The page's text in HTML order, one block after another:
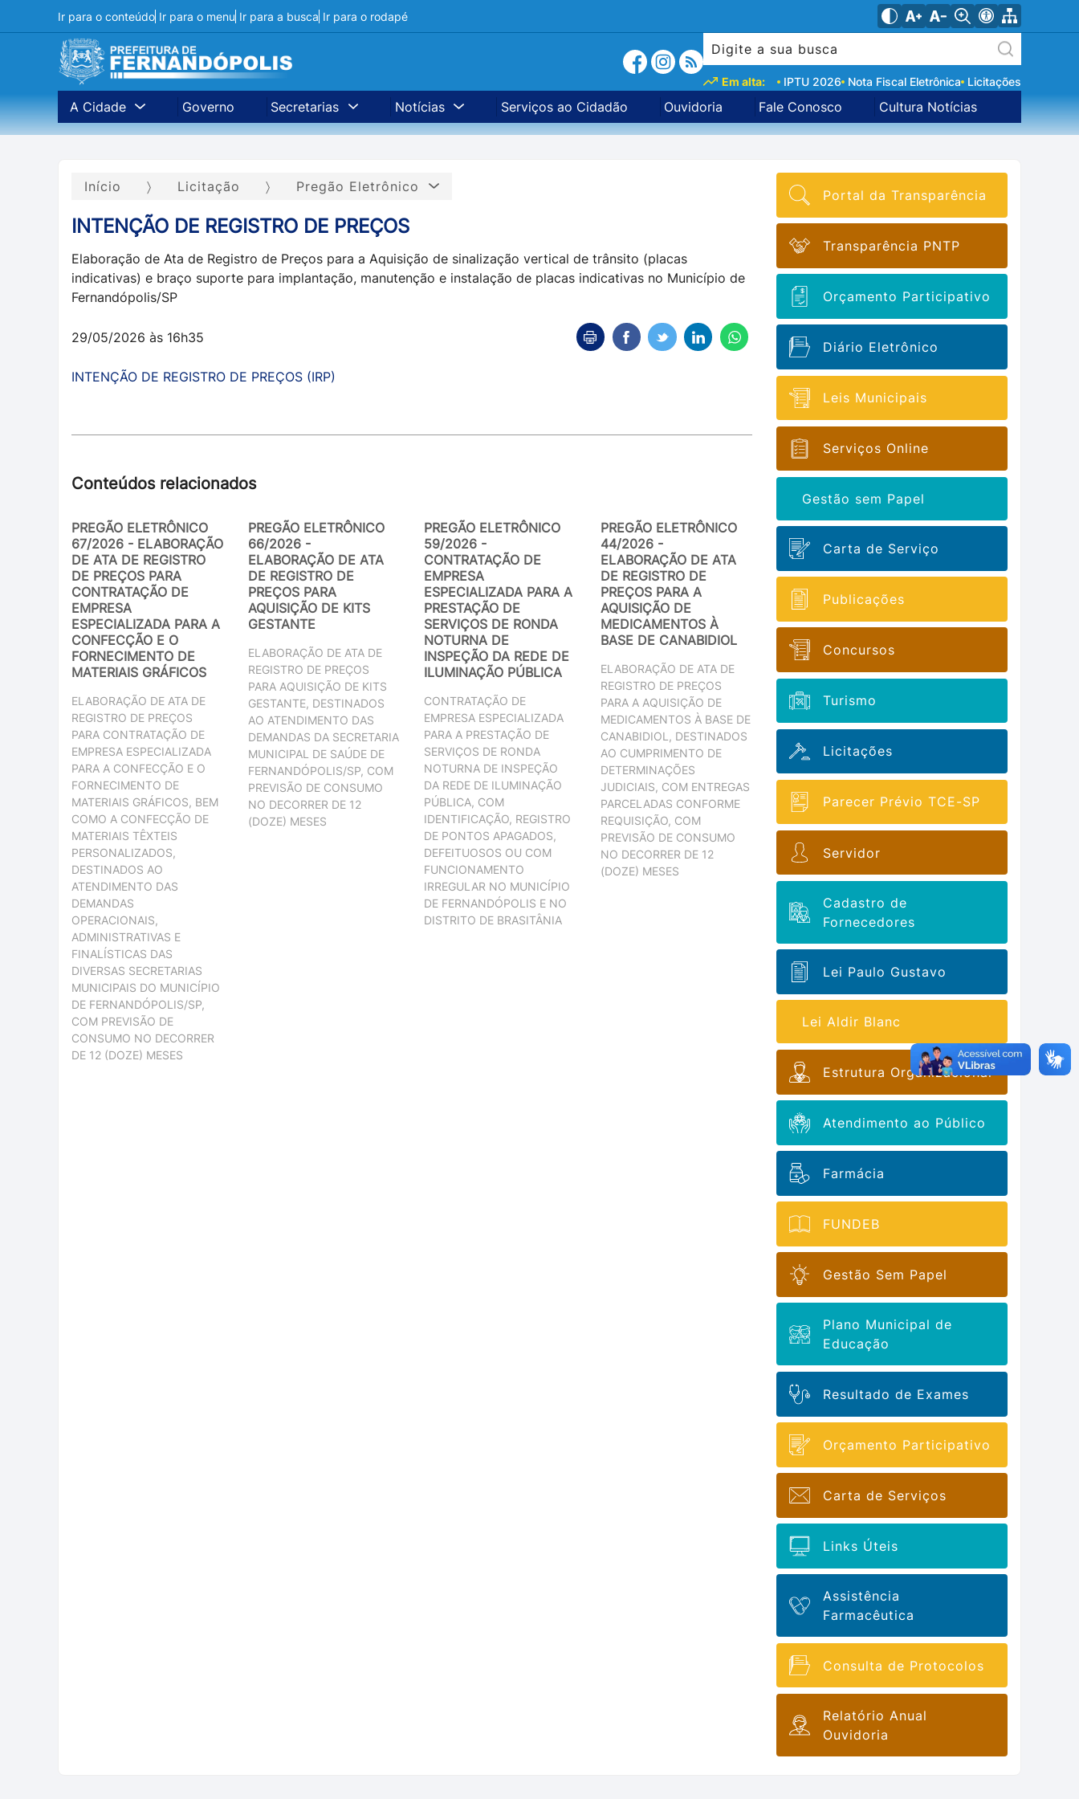
Ir para o conteúdo Ir para o menu Ir para a busca Ir para o rodapé
Em alta: IPTU 2026 Nota Fiscal Eletrônica Licitações
A Cidade Governo Secretarias Notícias Serviços ao Cidadão Ouvidoria Fale Conosco Cultura Notícias
Início Licitação Pregão Eletrônico
INTENÇÃO DE REGISTRO DE PREÇOS
Elaboração de Ata de Registro de Preços para a Aquisição de sinalização vertical de trânsito (placas
indicativas) e braço suporte para implantação, manutenção e instalação de placas indicativas no Município de
Fernandópolis/SP
29/05/2026 às 16h35
INTENÇÃO DE REGISTRO DE PREÇOS (IRP)
Conteúdos relacionados
PREGÃO ELETRÔNICO
67/2026 - ELABORAÇÃO
DE ATA DE REGISTRO
DE PREÇOS PARA
CONTRATAÇÃO DE
EMPRESA
ESPECIALIZADA PARA A
CONFECÇÃO E O
FORNECIMENTO DE
MATERIAIS GRÁFICOS
ELABORAÇÃO DE ATA DE
REGISTRO DE PREÇOS
PARA CONTRATAÇÃO DE
EMPRESA ESPECIALIZADA
PARA A CONFECÇÃO E O
FORNECIMENTO DE
MATERIAIS GRÁFICOS, BEM
COMO A CONFECÇÃO DE
MATERIAIS TÊXTEIS
PERSONALIZADOS,
DESTINADOS AO
ATENDIMENTO DAS
DEMANDAS
OPERACIONAIS,
ADMINISTRATIVAS E
FINALÍSTICAS DAS
DIVERSAS SECRETARIAS
MUNICIPAIS DO MUNICÍPIO
DE FERNANDÓPOLIS/SP,
COM PREVISÃO DE
CONSUMO NO DECORRER
DE 12 (DOZE) MESES
PREGÃO ELETRÔNICO
66/2026 -
ELABORAÇÃO DE ATA
DE REGISTRO DE
PREÇOS PARA
AQUISIÇÃO DE KITS
GESTANTE
ELABORAÇÃO DE ATA DE
REGISTRO DE PREÇOS
PARA AQUISIÇÃO DE KITS
GESTANTE, DESTINADOS
AO ATENDIMENTO DAS
DEMANDAS DA SECRETARIA
MUNICIPAL DE SAÚDE DE
FERNANDÓPOLIS/SP, COM
PREVISÃO DE CONSUMO
NO DECORRER DE 12
(DOZE) MESES
PREGÃO ELETRÔNICO
59/2026 -
CONTRATAÇÃO DE
EMPRESA
ESPECIALIZADA PARA A
PRESTAÇÃO DE
SERVIÇOS DE RONDA
NOTURNA DE
INSPEÇÃO DA REDE DE
ILUMINAÇÃO PÚBLICA
CONTRATAÇÃO DE
EMPRESA ESPECIALIZADA
PARA A PRESTAÇÃO DE
SERVIÇOS DE RONDA
NOTURNA DE INSPEÇÃO
DA REDE DE ILUMINAÇÃO
PÚBLICA, COM
IDENTIFICAÇÃO, REGISTRO
DE PONTOS APAGADOS,
DEFEITUOSOS OU COM
FUNCIONAMENTO
IRREGULAR NO MUNICÍPIO
DE FERNANDÓPOLIS E NO
DISTRITO DE BRASITÂNIA
PREGÃO ELETRÔNICO
44/2026 -
ELABORAÇÃO DE ATA
DE REGISTRO DE
PREÇOS PARA A
AQUISIÇÃO DE
MEDICAMENTOS À
BASE DE CANABIDIOL
ELABORAÇÃO DE ATA DE
REGISTRO DE PREÇOS
PARA A AQUISIÇÃO DE
MEDICAMENTOS À BASE DE
CANABIDIOL, DESTINADOS
AO CUMPRIMENTO DE
DETERMINAÇÕES
JUDICIAIS, COM ENTREGAS
PARCELADAS CONFORME
REQUISIÇÃO, COM
PREVISÃO DE CONSUMO
NO DECORRER DE 12
(DOZE) MESES
Portal da Transparência
Transparência PNTP
Orçamento Participativo
Diário Eletrônico
Leis Municipais
Serviços Online
Gestão sem Papel
Carta de Serviço
Publicações
Concursos
Turismo
Licitações
Parecer Prévio TCE-SP
Servidor
Cadastro de
Fornecedores
Lei Paulo Gustavo
Lei Aldir Blanc
Estrutura Organizacional
Atendimento ao Público
Farmácia
FUNDEB
Gestão Sem Papel
Plano Municipal de
Educação
Resultado de Exames
Orçamento Participativo
Carta de Serviços
Links Úteis
Assistência
Farmacêutica
Consulta de Protocolos
Relatório Anual
Ouvidoria